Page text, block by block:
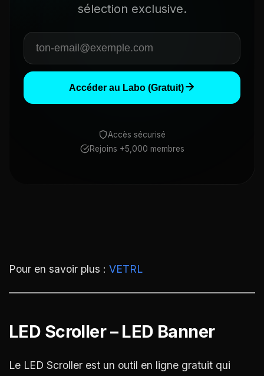
sélection exclusive.
Accéder au Labo (Gratuit)
Accès sécurisé
Rejoins +5,000 membres
Pour en savoir plus : VETRL
LED Scroller – LED Banner
Le LED Scroller est un outil en ligne gratuit qui